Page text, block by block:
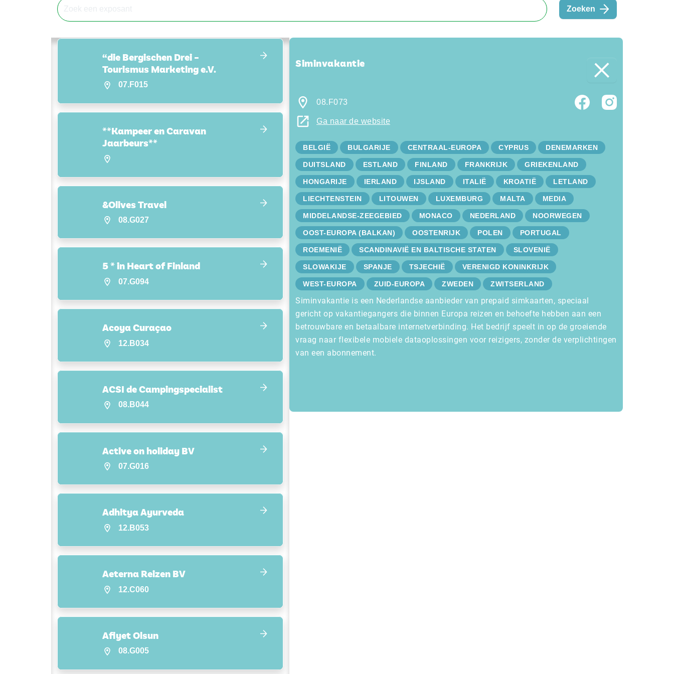
Zoeken
“die Bergischen Drei –
Tourismus Marketing e.V.
07.F015
**Kampeer en Caravan
Jaarbeurs**
&Olives Travel
08.G027
5 * in Heart of Finland
07.G094
Acoya Curaçao
12.B034
ACSI de Campingspecialist
08.B044
Active on holiday BV
07.G016
Adhitya Ayurveda
12.B053
Aeterna Reizen BV
12.C060
Afiyet Olsun
08.G005
Siminvakantie
08.F073
Ga naar de website
BELGIË BULGARIJE CENTRAAL-EUROPA CYPRUS DENEMARKEN
DUITSLAND ESTLAND FINLAND FRANKRIJK GRIEKENLAND
HONGARIJE IERLAND IJSLAND ITALIË KROATIË LETLAND
LIECHTENSTEIN LITOUWEN LUXEMBURG MALTA MEDIA
MIDDELANDSE-ZEEGEBIED MONACO NEDERLAND NOORWEGEN
OOST-EUROPA (BALKAN) OOSTENRIJK POLEN PORTUGAL
ROEMENIË SCANDINAVIË EN BALTISCHE STATEN SLOVENIË
SLOWAKIJE SPANJE TSJECHIË VERENIGD KONINKRIJK
WEST-EUROPA ZUID-EUROPA ZWEDEN ZWITSERLAND
Siminvakantie is een Nederlandse aanbieder van prepaid simkaarten, speciaal
gericht op vakantiegangers die binnen Europa reizen en behoefte hebben aan een
betrouwbare en betaalbare internetverbinding. Het bedrijf speelt in op de groeiende
vraag naar flexibele mobiele dataoplossingen voor reizigers, zonder de verplichtingen
van een abonnement.